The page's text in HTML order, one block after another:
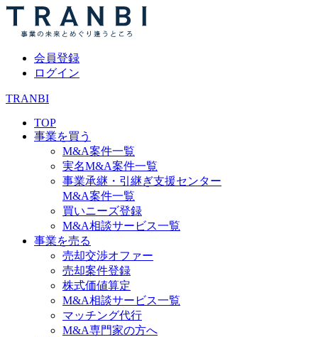
会員登録
ログイン
TRANBI
TOP
事業を買う
M&A案件一覧
実名M&A案件一覧
事業承継・引継ぎ支援センター
M&A案件一覧
買いニーズ登録
M&A相談サービス一覧
事業を売る
売却交渉オファー
売却案件登録
株式価値算定
M&A相談サービス一覧
マッチング代行
M&A専門家の方へ